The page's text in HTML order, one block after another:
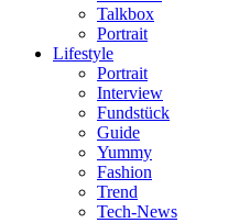
Talkbox
Portrait
Lifestyle
Portrait
Interview
Fundstück
Guide
Yummy
Fashion
Trend
Tech-News